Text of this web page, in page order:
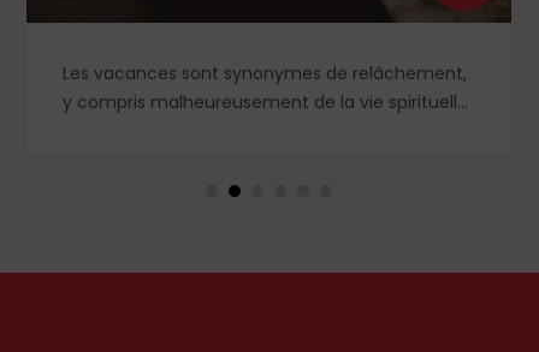
Les vacances sont synonymes de relâchement,
y compris malheureusement de la vie spirituelle.
Jésus, celui que nous ne trouverons qu'en Dieu ?